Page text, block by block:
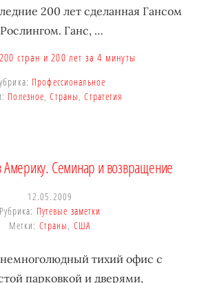
200 лет сделанная Гансом
Рослингом. Ганс, …
200 стран и 200 лет за 4 минуты
Профессиональное
Полезное,Страны,Стратегия
Америку. Семинар и возвращение
12.05.2009
Рубрика: Путевые заметки
Метки: Страны, США
тихий офис с
парковкой и дверями,